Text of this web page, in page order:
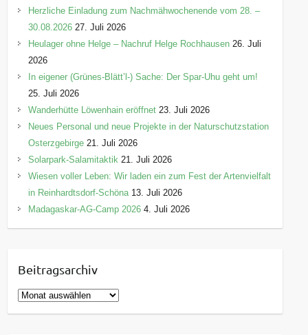
Herzliche Einladung zum Nachmähwochenende vom 28. –
30.08.2026 27. Juli 2026
Heulager ohne Helge – Nachruf Helge Rochhausen 26. Juli
2026
In eigener (Grünes-Blätt’l-) Sache: Der Spar-Uhu geht um!
25. Juli 2026
Wanderhütte Löwenhain eröffnet 23. Juli 2026
Neues Personal und neue Projekte in der Naturschutzstation
Osterzgebirge 21. Juli 2026
Solarpark-Salamitaktik 21. Juli 2026
Wiesen voller Leben: Wir laden ein zum Fest der Artenvielfalt
in Reinhardtsdorf-Schöna 13. Juli 2026
Madagaskar-AG-Camp 2026 4. Juli 2026
Beitragsarchiv
B
e